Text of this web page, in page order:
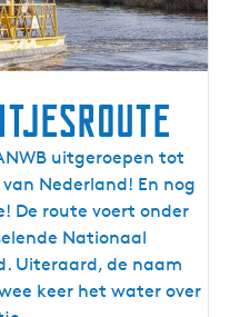
uitgeroepen tot
Nederland! En nog
De route voert onder
Nationaal
Uiteraard, de naam
keer het water over